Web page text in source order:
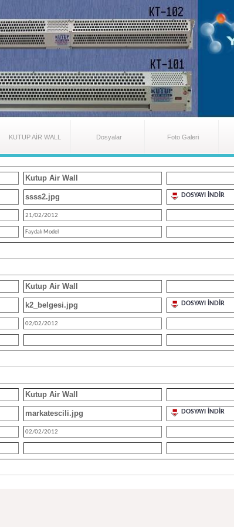
KUTUP AİR WALL Dosyalar Foto Galeri
Kutup Air Wall
ssss2.jpg DOSYAYI İNDİR
21/02/2012
Faydalı Model
Kutup Air Wall
k2_belgesi.jpg DOSYAYI İNDİR
02/02/2012
Kutup Air Wall
markatescili.jpg DOSYAYI İNDİR
02/02/2012